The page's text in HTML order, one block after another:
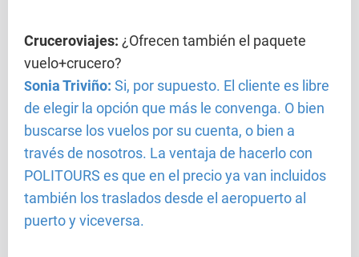
Cruceroviajes: ¿Ofrecen también el paquete
vuelo+crucero?
Sonia Triviño: Si, por supuesto. El cliente es libre
de elegir la opción que más le convenga. O bien
buscarse los vuelos por su cuenta, o bien a
través de nosotros. La ventaja de hacerlo con
POLITOURS es que en el precio ya van incluidos
también los traslados desde el aeropuerto al
puerto y viceversa.